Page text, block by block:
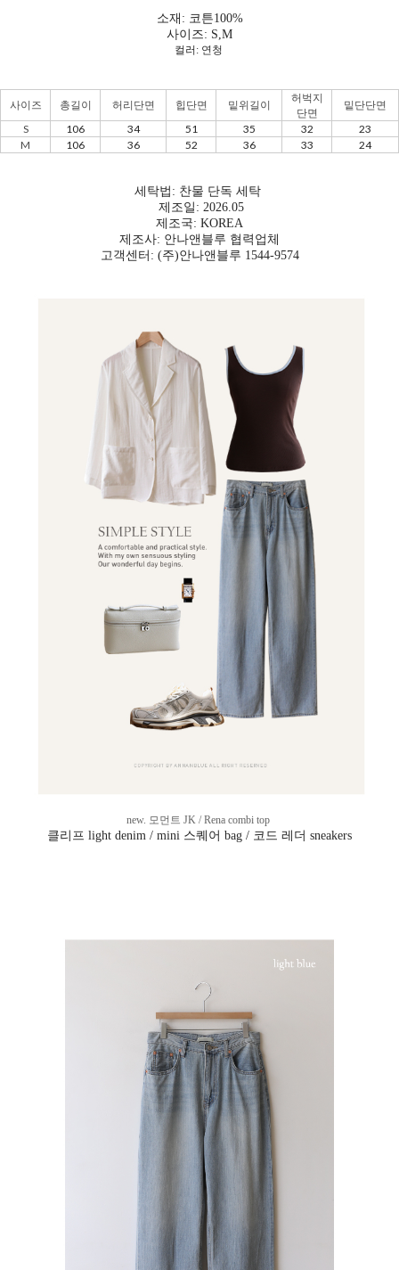
소재: 코튼100%
사이즈: S,M
컬러: 연청
사이즈 총길이 허리단면 힙단면 밑위길이
허벅지
단면
밑단단면
S
106 34 51 35 32
23
M
106 36 52 36 33 24
세탁법: 찬물 단독 세탁
제조일: 2026.05
제조국: KOREA
제조사: 안나앤블루 협력업체
고객센터: (주)안나앤블루 1544-9574
new. 모먼트 JK / Rena combi top
클리프 light denim / mini 스퀘어 bag / 코드 레더 sneakers